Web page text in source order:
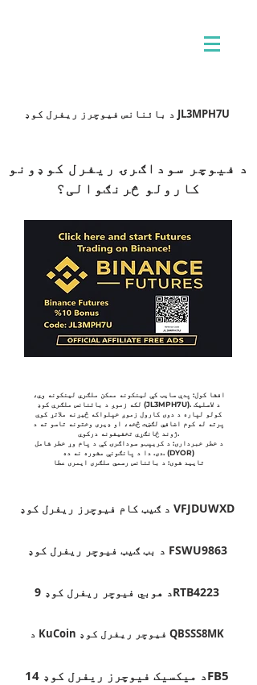
د بائنانس فیوچرز ریفرل کوډ JL3MPH7U
د فیوچر سوداګرۍ ریفرل کوډونو
کارولو څرنګوالی؟
افشا کول: پدې سایټ کې لینکونه ممکن ملګري لینکونه وي،
لکه زموږ د بائنانس ملګري کوډ (JL3MPH7U). د لاسلیک
کولو لپاره د دوی کارول زموږ خپلواکه څیړنه ملاتړ کوي
پرته له کوم اضافي لګښت څخه، او ډیری وختونه تاسو ته د
ژوند ځانګړي تخفیفونه درکوي.
د خطر خبرداری: د کریپټو سوداګرۍ کې د پام وړ خطر شامل
دی. دا د پانګونې مشوره نه ده. (DYOR)
تایید شوی: د بائنانس رسمي ملګری ایمری عطا
د ګیټ کام فیوچرز ریفرل کوډ VFJDUWXD
د بټ ګیټ فیوچر ریفرل کوډ FSWU9863
د هوبي فیوچر ریفرل کوډ 9RTB4223
د KuCoin فیوچر ریفرل کوډ QBSSS8MK
د میکسیک فیوچرز ریفرل کوډ 14FB5